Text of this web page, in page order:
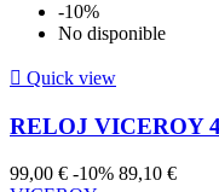
-10%
No disponible
 Quick view
RELOJ VICEROY
99,00 € -10% 89,10 €